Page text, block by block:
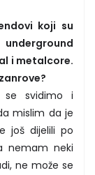
koji su
i metalcore.
svidimo i
mislim da je
još dijelili po
nemam neki
ne može se